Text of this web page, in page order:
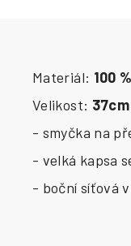
Materiál: 100
Velikost:
- smyčka na
- velká kapsa
- boční síťová